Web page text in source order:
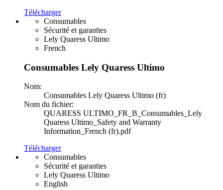
Télécharger
Consumables
Sécurité et garanties
Lely Quaress Ultimo
French
Consumables Lely Quaress Ultimo
Nom:
Consumables Lely Quaress Ultimo (fr)
Nom du fichier:
QUARESS ULTIMO_FR_B_Consumables_Lely
Quaress Ultimo_Safety and Warranty
Information_French (fr).pdf
Télécharger
Consumables
Sécurité et garanties
Lely Quaress Ultimo
English